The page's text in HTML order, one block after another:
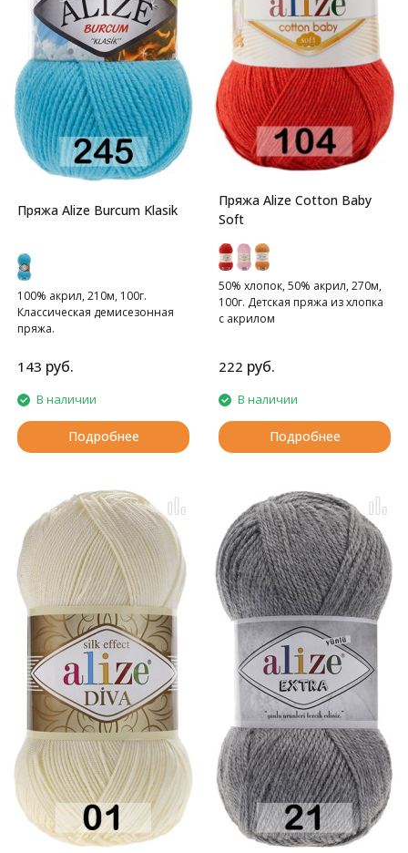
Пряжа Alize Burcum Klasik
100% акрил, 210м, 100г.
Классическая демисезонная
пряжа.
143 руб.
В наличии
Подробнее
Пряжа Alize Cotton Baby
Soft
50% хлопок, 50% акрил, 270м,
100г. Детская пряжа из хлопка
с акрилом
222 руб.
В наличии
Подробнее